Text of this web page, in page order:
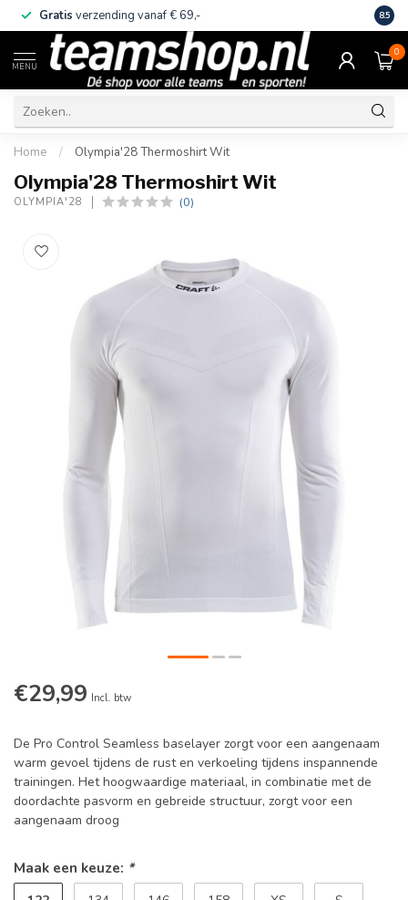
Gratis verzending vanaf € 69,- Eigen
8.5
MENU
0
Home / Olympia'28 Thermoshirt Wit
Olympia'28 Thermoshirt Wit
OLYMPIA'28 (0)
€29,99 Incl. btw
De Pro Control Seamless baselayer zorgt voor een aangenaam
warm gevoel tijdens de rust en verkoeling tijdens inspannende
trainingen. Het hoogwaardige materiaal, in combinatie met de
doordachte pasvorm en gebreide structuur, zorgt voor een
aangenaam droog
Maak een keuze: *